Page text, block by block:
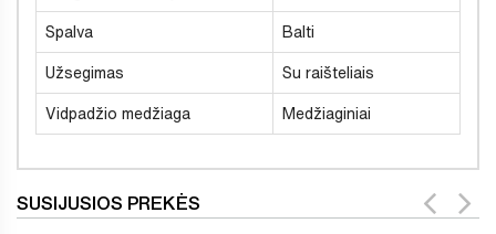
Spalva Balti
Užsegimas Su raišteliais
Vidpadžio medžiaga Medžiaginiai
SUSIJUSIOS PREKĖS